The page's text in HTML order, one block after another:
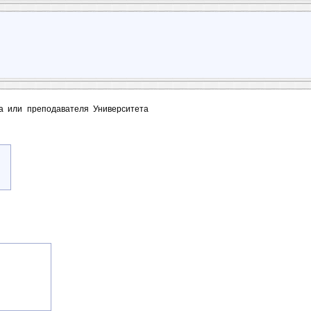
или преподавателя Университета